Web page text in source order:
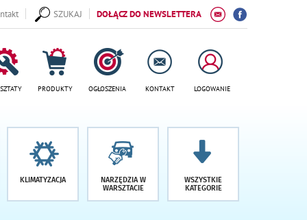
DOŁĄCZ DO NEWSLETTERA
SZUKAJ
PRODUKTY OGŁOSZENIA KONTAKT LOGOWANIE
KLIMATYZACJA
NARZĘDZIA W
WARSZTACIE
WSZYSTKIE
KATEGORIE